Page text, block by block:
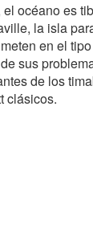
océano es
la isla
en el
sus
de los
clásicos.